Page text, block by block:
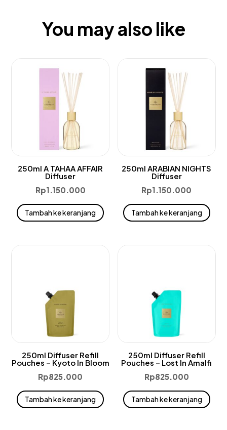
You may also like
250ml A TAHAA AFFAIR
Diffuser
Rp1.150.000
Tambah ke keranjang
250ml ARABIAN NIGHTS
Diffuser
Rp1.150.000
Tambah ke keranjang
250ml Diffuser Refill
Pouches – Kyoto In Bloom
Rp825.000
Tambah ke keranjang
250ml Diffuser Refill
Pouches – Lost In Amalfi
Rp825.000
Tambah ke keranjang